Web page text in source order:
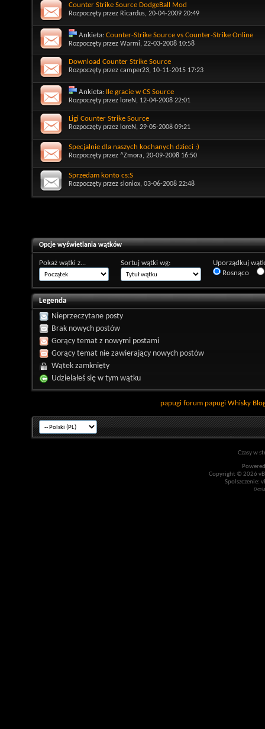
Counter Strike Source DodgeBall Mod
Rozpoczęty przez Ricardus, 20-04-2009 20:49
Ankieta: Counter-Strike Source vs Counter-Strike Online
Rozpoczęty przez Warmi, 22-03-2008 10:58
Download Counter Strike Source
Rozpoczęty przez camper23, 10-11-2015 17:23
Ankieta: Ile gracie w CS Source
Rozpoczęty przez loreN , 12-04-2008 22:01
Ligi Counter Strike Source
Rozpoczęty przez loreN , 29-05-2008 09:21
Specjalnie dla naszych kochanych dzieci :)
Rozpoczęty przez ^Zmora, 20-09-2008 16:50
Sprzedam konto cs:S
Rozpoczęty przez sloniox, 03-06-2008 22:48
Opcje wyświetlania wątków
Pokaż wątki z... Sortuj wątki wg:
Uporządkuj
Rosnąco
Legenda
Nieprzeczytane posty
Brak nowych postów
Gorący temat z nowymi postami
Gorący temat nie zawierający nowych postów
Wątek zamknięty
Udzielałeś się w tym wątku
papugi forum papugi Whisky
Czasy w
Copyright © 2026
Spolszczenie: